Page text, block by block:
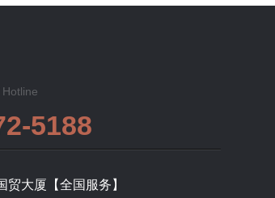
Hotline
5188
贸大厦【全国服务】